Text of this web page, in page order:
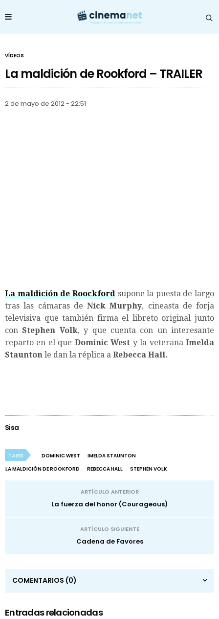
VÍDEOS
La maldición de Rookford – TRAILER
2 de mayo de 2012 - 22:51
La maldición de Roockfordsupone la puesta de largo
tras las cámaras de Nick Murphy, cineasta de forja
televisiva que también firma el libreto original junto
conStephen Volk, y que cuenta con un interesante
reparto en el que Dominic West y la veteranaImelda
Staunton le dan la réplica a Rebecca Hall.
Sisa
TAGS DOMINIC WEST
IMELDA STAUNTON
LA MALDICIÓN DE ROOKFORD
REBECCA HALL STEPHEN VOLK
ARTÍCULO ANTERIOR
La fuerza del honor (Courageous)
ARTÍCULO SIGUIENTE
Cadena de Favores
COMENTARIOS (0)
Entradas relacionadas